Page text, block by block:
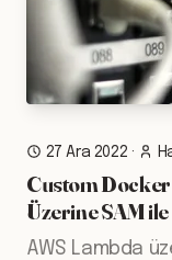
27 Ara 2022 ·
Custom
Üzerine SAM
AWS Lambda